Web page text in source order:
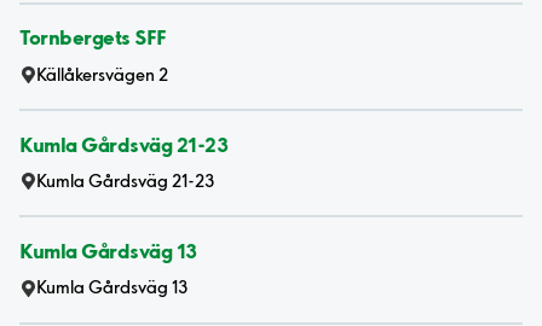
Tornbergets SFF
Källåkersvägen 2
Kumla Gårdsväg 21-23
Kumla Gårdsväg 21-23
Kumla Gårdsväg 13
Kumla Gårdsväg 13